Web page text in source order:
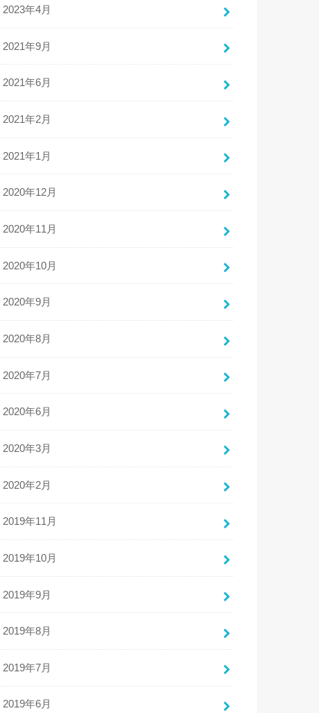
2023年4月
2021年9月
2021年6月
2021年2月
2021年1月
2020年12月
2020年11月
2020年10月
2020年9月
2020年8月
2020年7月
2020年6月
2020年3月
2020年2月
2019年11月
2019年10月
2019年9月
2019年8月
2019年7月
2019年6月